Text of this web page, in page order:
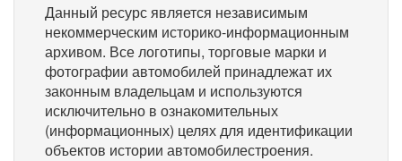
Данный ресурс является независимым
некоммерческим историко-информационным
архивом. Все логотипы, торговые марки и
фотографии автомобилей принадлежат их
законным владельцам и используются
исключительно в ознакомительных
(информационных) целях для идентификации
объектов истории автомобилестроения.